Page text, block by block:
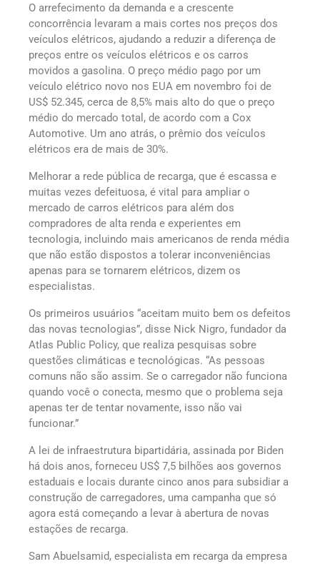
O arrefecimento da demanda e a crescente
concorrência levaram a mais cortes nos preços dos
veículos elétricos, ajudando a reduzir a diferença de
preços entre os veículos elétricos e os carros
movidos a gasolina. O preço médio pago por um
veículo elétrico novo nos EUA em novembro foi de
US$ 52.345, cerca de 8,5% mais alto do que o preço
médio do mercado total, de acordo com a Cox
Automotive. Um ano atrás, o prêmio dos veículos
elétricos era de mais de 30%.
Melhorar a rede pública de recarga, que é escassa e
muitas vezes defeituosa, é vital para ampliar o
mercado de carros elétricos para além dos
compradores de alta renda e experientes em
tecnologia, incluindo mais americanos de renda média
que não estão dispostos a tolerar inconveniências
apenas para se tornarem elétricos, dizem os
especialistas.
Os primeiros usuários “aceitam muito bem os defeitos
das novas tecnologias”, disse Nick Nigro, fundador da
Atlas Public Policy, que realiza pesquisas sobre
questões climáticas e tecnológicas. “As pessoas
comuns não são assim. Se o carregador não funciona
quando você o conecta, mesmo que o problema seja
apenas ter de tentar novamente, isso não vai
funcionar.”
A lei de infraestrutura bipartidária, assinada por Biden
há dois anos, forneceu US$ 7,5 bilhões aos governos
estaduais e locais durante cinco anos para subsidiar a
construção de carregadores, uma campanha que só
agora está começando a levar à abertura de novas
estações de recarga.
Sam Abuelsamid, especialista em recarga da empresa